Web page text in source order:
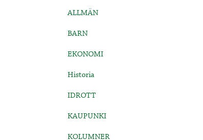
ALLMÄN
BARN
EKONOMI
Historia
IDROTT
KAUPUNKI
KOLUMNER